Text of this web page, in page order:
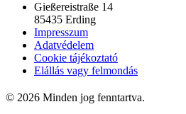
Gießereistraße 14
85435 Erding
Impresszum
Adatvédelem
Cookie tájékoztató
Elállás vagy felmondás
© 2026 Minden jog fenntartva.